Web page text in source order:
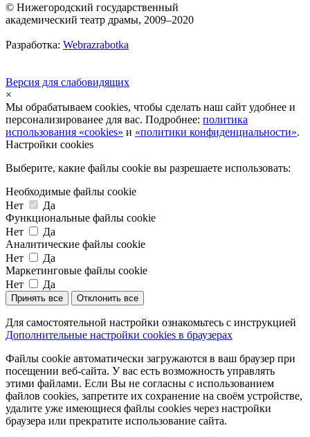
© Нижегородский государственный
академический театр драмы, 2009–2020
Разработка: Webrazrabotka
Версия для слабовидящих
×
Мы обрабатываем cookies, чтобы сделать наш сайт удобнее и
персонализированее для вас. Подробнее: политика
использования «cookies» и «политики конфиденциальности».
Настройки cookies
Выберите, какие файлы cookie вы разрешаете использовать:
Необходимые файлы cookie
Нет
Да
Функциональные файлы cookie
Нет
Да
Аналитические файлы cookie
Нет
Да
Маркетинговые файлы cookie
Нет
Да
Принять все Отклонить все
Для самостоятельной настройки ознакомьтесь с инструкцией
Дополнительные настройки cookies в браузерах
Файлы cookie автоматически загружаются в ваш браузер при
посещении веб-сайта. У вас есть возможность управлять
этими файлами. Если Вы не согласны с использованием
файлов cookies, запретите их сохранение на своём устройстве,
удалите уже имеющиеся файлы cookies через настройки
браузера или прекратите использование сайта.